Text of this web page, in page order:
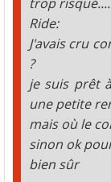
Ride:
J'avais cru
?
je suis prêt
une petite
mais où le
sinon ok
bien sûr